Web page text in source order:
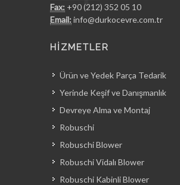
Fax: +90 (212) 352 05 10
Email: info@durkocevre.com.tr
HİZMETLER
Ürün ve Yedek Parça Tedarik
Yerinde Keşif ve Danışmanlık
Devreye Alma ve Montaj
Robuschi
Robuschi Blower
Robuschi Vidalı Blower
Robuschi Kabinli Blower